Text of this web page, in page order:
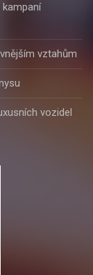
vztahům
vozidel